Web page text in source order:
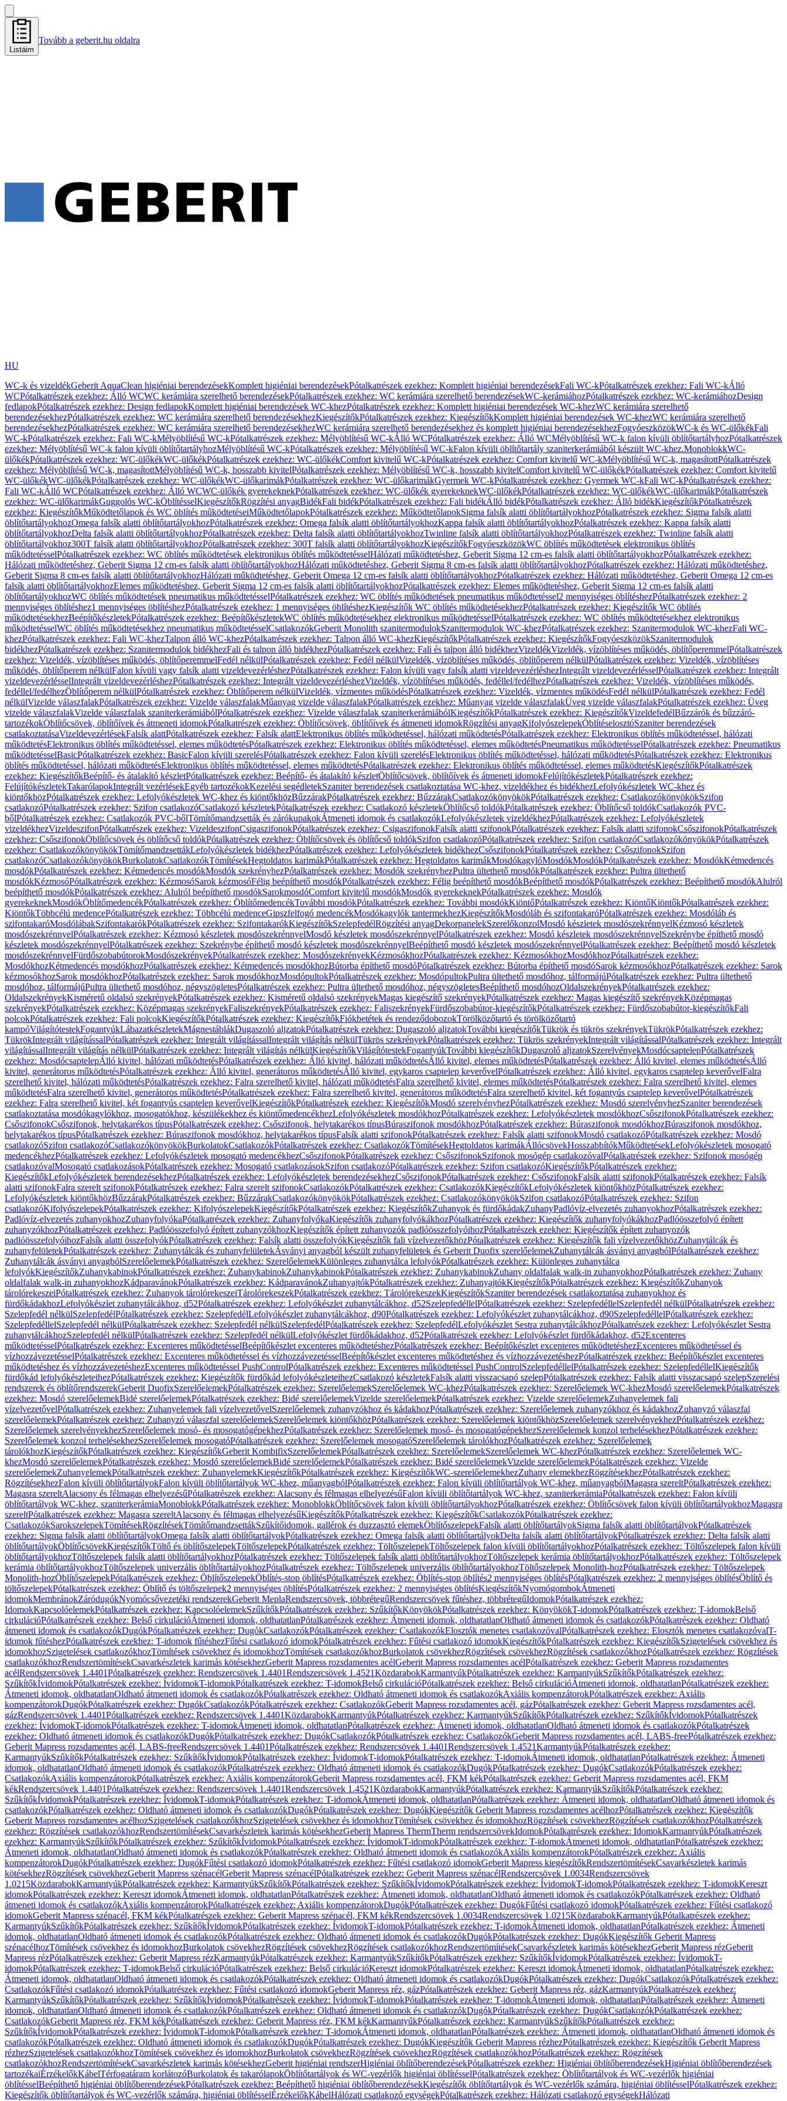
Listáim
Tovább a geberit.hu oldalra
HU
WC-k és vizeldékGeberit AquaClean higiéniai berendezésekKomplett higiéniai berendezésekPótalkatrészek ezekhez: Komplett higiéniai berendezésekFali WC-kPótalkatrészek ezekhez: Fali WC-kÁlló
WCPótalkatrészek ezekhez: Álló WCWC kerámiára szerelhető berendezésekPótalkatrészek ezekhez: WC kerámiára szerelhető berendezésekWC-kerámiáhozPótalkatrészek ezekhez: WC-kerámiáhozDesign
fedlapokPótalkatrészek ezekhez: Design fedlapokKomplett higiéniai berendezések WC-khezPótalkatrészek ezekhez: Komplett higiéniai berendezések WC-khezWC kerámiára szerelhető
berendezésekhezPótalkatrészek ezekhez: WC kerámiára szerelhető berendezésekhezKiegészítőkPótalkatrészek ezekhez: KiegészítőkKomplett higiéniai berendezések WC-khezWC kerámiára szerelhető
berendezésekhezPótalkatrészek ezekhez: WC kerámiára szerelhető berendezésekhezWC kerámiára szerelhető berendezésekhez és komplett higiéniai berendezésekhezFogyóeszközökWC-k és WC-ülőkékFali
WC-kPótalkatrészek ezekhez: Fali WC-kMélyöblítésű WC-kPótalkatrészek ezekhez: Mélyöblítésű WC-kÁlló WCPótalkatrészek ezekhez: Álló WCMélyöblítésű WC-k falon kívüli öblítőtartályhozPótalkatrészek
ezekhez: Mélyöblítésű WC-k falon kívüli öblítőtartályhozMélyöblítésű WC-kPótalkatrészek ezekhez: Mélyöblítésű WC-kFalon kívüli öblítőtartály szaniterkerámiából készült WC-khez.MonoblokkWC-
ülőkékPótalkatrészek ezekhez: WC-ülőkékWC-ülőkékPótalkatrészek ezekhez: WC-ülőkékComfort kivitelű WC-kPótalkatrészek ezekhez: Comfort kivitelű WC-kMélyöblítésű WC-k, magasítottPótalkatrészek
ezekhez: Mélyöblítésű WC-k, magasítottMélyöblítésű WC-k, hosszabb kivitelPótalkatrészek ezekhez: Mélyöblítésű WC-k, hosszabb kivitelComfort kivitelű WC-ülőkékPótalkatrészek ezekhez: Comfort kivitelű
WC-ülőkékWC-ülőkékPótalkatrészek ezekhez: WC-ülőkékWC-ülőkarimákPótalkatrészek ezekhez: WC-ülőkarimákGyermek WC-kPótalkatrészek ezekhez: Gyermek WC-kFali WC-kPótalkatrészek ezekhez:
Fali WC-kÁlló WCPótalkatrészek ezekhez: Álló WCWC-ülőkék gyerekeknekPótalkatrészek ezekhez: WC-ülőkék gyerekeknekWC-ülőkékPótalkatrészek ezekhez: WC-ülőkékWC-ülőkarimákPótalkatrészek
ezekhez: WC-ülőkarimákGuggolós WC-kÖblítésselKiegészítőkRögzítési anyagBidékFali bidékPótalkatrészek ezekhez: Fali bidékÁlló bidékPótalkatrészek ezekhez: Álló bidékKiegészítőkPótalkatrészek
ezekhez: KiegészítőkMűködtetőlapok és WC öblítés működtetéseiMűködtetőlapokPótalkatrészek ezekhez: MűködtetőlapokSigma falsík alatti öblítőtartályokhozPótalkatrészek ezekhez: Sigma falsík alatti
öblítőtartályokhozOmega falsík alatti öblítőtartályokhozPótalkatrészek ezekhez: Omega falsík alatti öblítőtartályokhozKappa falsík alatti öblítőtartályokhozPótalkatrészek ezekhez: Kappa falsík alatti
öblítőtartályokhozDelta falsík alatti öblítőtartályokhozPótalkatrészek ezekhez: Delta falsík alatti öblítőtartályokhozTwinline falsík alatti öblítőtartályokhozPótalkatrészek ezekhez: Twinline falsík alatti
öblítőtartályokhoz300T falsík alatti öblítőtartályokhozPótalkatrészek ezekhez: 300T falsík alatti öblítőtartályokhozKiegészítőkFogyóeszközökWC öblítés működtetések elektronikus öblítés
működtetésselPótalkatrészek ezekhez: WC öblítés működtetések elektronikus öblítés működtetésselHálózati működtetéshez, Geberit Sigma 12 cm-es falsík alatti öblítőtartályokhozPótalkatrészek ezekhez:
Hálózati működtetéshez, Geberit Sigma 12 cm-es falsík alatti öblítőtartályokhozHálózati működtetéshez, Geberit Sigma 8 cm-es falsík alatti öblítőtartályokhozPótalkatrészek ezekhez: Hálózati működtetéshez,
Geberit Sigma 8 cm-es falsík alatti öblítőtartályokhozHálózati működtetéshez, Geberit Omega 12 cm-es falsík alatti öblítőtartályokhozPótalkatrészek ezekhez: Hálózati működtetéshez, Geberit Omega 12 cm-es
falsík alatti öblítőtartályokhozElemes működtetéshez, Geberit Sigma 12 cm-es falsík alatti öblítőtartályokhozPótalkatrészek ezekhez: Elemes működtetéshez, Geberit Sigma 12 cm-es falsík alatti
öblítőtartályokhozWC öblítés működtetések pneumatikus működtetésselPótalkatrészek ezekhez: WC öblítés működtetések pneumatikus működtetéssel2 mennyiséges öblítéshezPótalkatrészek ezekhez: 2
mennyiséges öblítéshez1 mennyiséges öblítéshezPótalkatrészek ezekhez: 1 mennyiséges öblítéshezKiegészítők WC öblítés működtetésekhezPótalkatrészek ezekhez: Kiegészítők WC öblítés
működtetésekhezBeépítőkészletekPótalkatrészek ezekhez: BeépítőkészletekWC öblítés működtetésekhez elektronikus működtetésselPótalkatrészek ezekhez: WC öblítés működtetésekhez elektronikus
működtetésselWC öblítés működtetésekhez pneumatikus működtetésselCsatlakozókGeberit Monolith szanitermodulokSzanitermodulok WC-khezPótalkatrészek ezekhez: Szanitermodulok WC-khezFali WC-
khezPótalkatrészek ezekhez: Fali WC-khezTalpon álló WC-khezPótalkatrészek ezekhez: Talpon álló WC-khezKiegészítőkPótalkatrészek ezekhez: KiegészítőkFogyóeszközökSzanitermodulok
bidékhezPótalkatrészek ezekhez: Szanitermodulok bidékhezFali és talpon álló bidékhezPótalkatrészek ezekhez: Fali és talpon álló bidékhezVizeldékVizeldék, vízöblítéses működés, öblítőperemmelPótalkatrészek
ezekhez: Vizeldék, vízöblítéses működés, öblítőperemmelFedél nélkülPótalkatrészek ezekhez: Fedél nélkülVizeldék, vízöblítéses működés, öblítőperem nélkülPótalkatrészek ezekhez: Vizeldék, vízöblítéses
működés, öblítőperem nélkülFalon kívüli vagy falsík alatti vizeldevezérléshezPótalkatrészek ezekhez: Falon kívüli vagy falsík alatti vizeldevezérléshezIntegrált vizeldevezérlésselPótalkatrészek ezekhez: Integrált
vizeldevezérlésselIntegrált vizeldevezérléshezPótalkatrészek ezekhez: Integrált vizeldevezérléshezVizeldék, vízöblítéses működés, fedéllel/fedélhezPótalkatrészek ezekhez: Vizeldék, vízöblítéses működés,
fedéllel/fedélhezÖblítőperem nélkülPótalkatrészek ezekhez: Öblítőperem nélkülVizeldék, vízmentes működésPótalkatrészek ezekhez: Vizeldék, vízmentes működésFedél nélkülPótalkatrészek ezekhez: Fedél
nélkülVizelde válaszfalakPótalkatrészek ezekhez: Vizelde válaszfalakMűanyag vizelde válaszfalakPótalkatrészek ezekhez: Műanyag vizelde válaszfalakÜveg vizelde válaszfalakPótalkatrészek ezekhez: Üveg
vizelde válaszfalakVizelde válaszfalak szaniterkerámiábólPótalkatrészek ezekhez: Vizelde válaszfalak szaniterkerámiábólKiegészítőkPótalkatrészek ezekhez: KiegészítőkVizeldefedélBűzzárók és bűzzáró-
tartozékokÖblítőcsövek, öblítőívek és átmeneti idomokPótalkatrészek ezekhez: Öblítőcsövek, öblítőívek és átmeneti idomokRögzítési anyagKifolyószelepekÖblítéselosztóSzaniter berendezések
csatlakoztatásaVizeldevezérlésekFalsík alattPótalkatrészek ezekhez: Falsík alattElektronikus öblítés működtetéssel, hálózati működtetésPótalkatrészek ezekhez: Elektronikus öblítés működtetéssel, hálózati
működtetésElektronikus öblítés működtetéssel, elemes működtetésPótalkatrészek ezekhez: Elektronikus öblítés működtetéssel, elemes működtetésPneumatikus működtetésselPótalkatrészek ezekhez: Pneumatikus
működtetésselBasicPótalkatrészek ezekhez: BasicFalon kívüli szerelésPótalkatrészek ezekhez: Falon kívüli szerelésElektronikus öblítés működtetéssel, hálózati működtetésPótalkatrészek ezekhez: Elektronikus
öblítés működtetéssel, hálózati működtetésElektronikus öblítés működtetéssel, elemes működtetésPótalkatrészek ezekhez: Elektronikus öblítés működtetéssel, elemes működtetésKiegészítőkPótalkatrészek
ezekhez: KiegészítőkBeépítő- és átalakító készletPótalkatrészek ezekhez: Beépítő- és átalakító készletÖblítőcsövek, öblítőívek és átmeneti idomokFelújítókészletekPótalkatrészek ezekhez:
FelújítókészletekTakarólapokIntegrált vezérlésekEgyéb tartozékokKezelési segédletekSzaniter berendezések csatlakoztatása WC-khez, vizeldékhez és bidékhezLefolyókészletek WC-khez és
kiöntőkhözPótalkatrészek ezekhez: Lefolyókészletek WC-khez és kiöntőkhözBűzzárakPótalkatrészek ezekhez: BűzzárakCsatlakozókönyökökPótalkatrészek ezekhez: CsatlakozókönyökökSzifon
csatlakozóPótalkatrészek ezekhez: Szifon csatlakozóCsatlakozó készletekPótalkatrészek ezekhez: Csatlakozó készletekÖblítőcső toldókPótalkatrészek ezekhez: Öblítőcső toldókCsatlakozók PVC-
bőlPótalkatrészek ezekhez: Csatlakozók PVC-bőlTömítőmandzsetták és zárókupakokÁtmeneti idomok és csatlakozókLefolyókészletek vizeldékhezPótalkatrészek ezekhez: Lefolyókészletek
vizeldékhezVizeldeszifonPótalkatrészek ezekhez: VizeldeszifonCsigaszifonokPótalkatrészek ezekhez: CsigaszifonokFalsík alatti szifonokPótalkatrészek ezekhez: Falsík alatti szifonokCsőszifonokPótalkatrészek
ezekhez: CsőszifonokÖblítőcsövek és öblítőcső toldókPótalkatrészek ezekhez: Öblítőcsövek és öblítőcső toldókSzifon csatlakozóPótalkatrészek ezekhez: Szifon csatlakozóCsatlakozókönyökökPótalkatrészek
ezekhez: CsatlakozókönyökökTömítőmandzsettákLefolyókészletek bidékhezPótalkatrészek ezekhez: Lefolyókészletek bidékhezCsőszifonokPótalkatrészek ezekhez: CsőszifonokSzifon
csatlakozóCsatlakozókönyökökBurkolatokCsatlakozókTömítésekHegtoldatos karimákPótalkatrészek ezekhez: Hegtoldatos karimákMosdókagylóMosdókMosdókPótalkatrészek ezekhez: MosdókKétmedencés
mosdókPótalkatrészek ezekhez: Kétmedencés mosdókMosdók szekrényhezPótalkatrészek ezekhez: Mosdók szekrényhezPultra ültethető mosdókPótalkatrészek ezekhez: Pultra ültethető
mosdókKézmosóPótalkatrészek ezekhez: KézmosóSarok kézmosóFélig beépíthető mosdókPótalkatrészek ezekhez: Félig beépíthető mosdókBeépíthető mosdókPótalkatrészek ezekhez: Beépíthető mosdókAlulról
beépíthető mosdókPótalkatrészek ezekhez: Alulról beépíthető mosdókSarokmosdóComfort kivitelű mosdókMosdók gyerekeknekPótalkatrészek ezekhez: Mosdók
gyerekeknekMosdókÖblítőmedencékPótalkatrészek ezekhez: ÖblítőmedencékTovábbi mosdókPótalkatrészek ezekhez: További mosdókKiöntőPótalkatrészek ezekhez: KiöntőKiöntőkPótalkatrészek ezekhez:
KiöntőkTöbbcélú medencePótalkatrészek ezekhez: Többcélú medenceGipszfelfogó medencékMosdókagylók tantermekhezKiegészítőkMosdóláb és szifontakaróPótalkatrészek ezekhez: Mosdóláb és
szifontakaróMosdólábakSzifontakarókPótalkatrészek ezekhez: SzifontakarókKiegészítőkSzelepfedélRögzítési anyagDekorpanelekSzerelőkonzolMosdó készletek mosdószekrénnyelKézmosó készletek
mosdószekrénnyelPótalkatrészek ezekhez: Kézmosó készletek mosdószekrénnyelMosdó készletek mosdószekrénnyelPótalkatrészek ezekhez: Mosdó készletek mosdószekrénnyelSzekrénybe építhető mosdó
készletek mosdószekrénnyelPótalkatrészek ezekhez: Szekrénybe építhető mosdó készletek mosdószekrénnyelBeépíthető mosdó készletek mosdószekrénnyelPótalkatrészek ezekhez: Beépíthető mosdó készletek
mosdószekrénnyelFürdőszobabútorokMosdószekrényekPótalkatrészek ezekhez: MosdószekrényekKézmosókhozPótalkatrészek ezekhez: KézmosókhozMosdókhozPótalkatrészek ezekhez:
MosdókhozKétmedencés mosdókhozPótalkatrészek ezekhez: Kétmedencés mosdókhozBútorba építhető mosdóPótalkatrészek ezekhez: Bútorba építhető mosdóSarok kézmosókhozPótalkatrészek ezekhez: Sarok
kézmosókhozSarok mosdókhozPótalkatrészek ezekhez: Sarok mosdókhozMosdópultokPótalkatrészek ezekhez: MosdópultokPultra ültethető mosdóhoz, tálformájúPótalkatrészek ezekhez: Pultra ültethető
mosdóhoz, tálformájúPultra ültethető mosdóhoz, négyszögletesPótalkatrészek ezekhez: Pultra ültethető mosdóhoz, négyszögletesBeépíthető mosdóhozOldalszekrényekPótalkatrészek ezekhez:
OldalszekrényekKisméretű oldalsó szekrényekPótalkatrészek ezekhez: Kisméretű oldalsó szekrényekMagas kiegészítő szekrényekPótalkatrészek ezekhez: Magas kiegészítő szekrényekKözépmagas
szekrényekPótalkatrészek ezekhez: Középmagas szekrényekFaliszekrényekPótalkatrészek ezekhez: FaliszekrényekFürdőszobabútor-kiegészítőkPótalkatrészek ezekhez: Fürdőszobabútor-kiegészítőkFali
polcokPótalkatrészek ezekhez: Fali polcokKiegészítőkPótalkatrészek ezekhez: KiegészítőkFiókbetétek és rendeződobozokTörölközőtartó és törölközőtartó
kampóVilágítótestekFogantyúkLábazatkészletekMágnestáblákDugaszoló aljzatokPótalkatrészek ezekhez: Dugaszoló aljzatokTovábbi kiegészítőkTükrök és tükrös szekrényekTükrökPótalkatrészek ezekhez:
TükrökIntegrált világítássalPótalkatrészek ezekhez: Integrált világítássalIntegrált világítás nélkülTükrös szekrényekPótalkatrészek ezekhez: Tükrös szekrényekIntegrált világítássalPótalkatrészek ezekhez: Integrált
világítássalIntegrált világítás nélkülPótalkatrészek ezekhez: Integrált világítás nélkülKiegészítőkVilágítótestekFogantyúkTovábbi kiegészítőkDugaszoló aljzatokSzerelvényekMosdócsaptelepPótalkatrészek
ezekhez: MosdócsaptelepÁlló kivitel, hálózati működtetésPótalkatrészek ezekhez: Álló kivitel, hálózati működtetésÁlló kivitel, elemes működtetésPótalkatrészek ezekhez: Álló kivitel, elemes működtetésÁlló
kivitel, generátoros működtetésPótalkatrészek ezekhez: Álló kivitel, generátoros működtetésÁlló kivitel, egykaros csaptelep keverővelPótalkatrészek ezekhez: Álló kivitel, egykaros csaptelep keverővelFalra
szerelhető kivitel, hálózati működtetésPótalkatrészek ezekhez: Falra szerelhető kivitel, hálózati működtetésFalra szerelhető kivitel, elemes működtetésPótalkatrészek ezekhez: Falra szerelhető kivitel, elemes
működtetésFalra szerelhető kivitel, generátoros működtetésPótalkatrészek ezekhez: Falra szerelhető kivitel, generátoros működtetésFalra szerelhető kivitel, két fogantyús csaptelep keverővelPótalkatrészek
ezekhez: Falra szerelhető kivitel, két fogantyús csaptelep keverővelKiegészítőkPótalkatrészek ezekhez: KiegészítőkMosdó szerelvényhezPótalkatrészek ezekhez: Mosdó szerelvényhezSzaniter berendezések
csatlakoztatása mosdókagylókhoz, mosogatókhoz, készülékekhez és kiöntőmedencékhezLefolyókészletek mosdókhozPótalkatrészek ezekhez: Lefolyókészletek mosdókhozCsőszifonokPótalkatrészek ezekhez:
CsőszifonokCsőszifonok, helytakarékos típusPótalkatrészek ezekhez: Csőszifonok, helytakarékos típusBúraszifonok mosdókhozPótalkatrészek ezekhez: Búraszifonok mosdókhozBúraszifonok mosdókhoz,
helytakarékos típusPótalkatrészek ezekhez: Búraszifonok mosdókhoz, helytakarékos típusFalsík alatti szifonokPótalkatrészek ezekhez: Falsík alatti szifonokMosdó csatlakozóPótalkatrészek ezekhez: Mosdó
csatlakozóSzifon csatlakozóCsatlakozókönyökökBurkolatokCsatlakozókPótalkatrészek ezekhez: CsatlakozókTömítésekHegtoldatos karimákÁllócsövekHosszabbítókMűködtetésekLefolyókészletek mosogató
medencékhezPótalkatrészek ezekhez: Lefolyókészletek mosogató medencékhezCsőszifonokPótalkatrészek ezekhez: CsőszifonokSzifonok mosógép csatlakozóvalPótalkatrészek ezekhez: Szifonok mosógép
csatlakozóvalMosogató csatlakozásokPótalkatrészek ezekhez: Mosogató csatlakozásokSzifon csatlakozóPótalkatrészek ezekhez: Szifon csatlakozóKiegészítőkPótalkatrészek ezekhez:
KiegészítőkLefolyókészletek berendezésekhezPótalkatrészek ezekhez: Lefolyókészletek berendezésekhezCsőszifonokPótalkatrészek ezekhez: CsőszifonokFalsík alatti szifonokPótalkatrészek ezekhez: Falsík
alatti szifonokFalra szerelt szifonokPótalkatrészek ezekhez: Falra szerelt szifonokCsatlakozókPótalkatrészek ezekhez: CsatlakozókKiegészítőkLefolyókészletek kiöntőkhözPótalkatrészek ezekhez:
Lefolyókészletek kiöntőkhözBűzzárakPótalkatrészek ezekhez: BűzzárakCsatlakozókönyökökPótalkatrészek ezekhez: CsatlakozókönyökökSzifon csatlakozóPótalkatrészek ezekhez: Szifon
csatlakozóKifolyószelepekPótalkatrészek ezekhez: KifolyószelepekKiegészítőkPótalkatrészek ezekhez: KiegészítőkZuhanyok és fürdőkádakZuhanyPadlóvíz-elvezetés zuhanyokhozPótalkatrészek ezekhez:
Padlóvíz-elvezetés zuhanyokhozZuhanyfolyókaPótalkatrészek ezekhez: ZuhanyfolyókaKiegészítők zuhanyfolyókákhozPótalkatrészek ezekhez: Kiegészítők zuhanyfolyókákhozPadlóösszefolyó épített
zuhanyzókhozPótalkatrészek ezekhez: Padlóösszefolyó épített zuhanyzókhozKiegészítők épített zuhanyozók padlóösszefolyóihozPótalkatrészek ezekhez: Kiegészítők épített zuhanyozók
padlóösszefolyóihozFalsík alatti összefolyókPótalkatrészek ezekhez: Falsík alatti összefolyókKiegészítők fali vízelvezetőkhözPótalkatrészek ezekhez: Kiegészítők fali vízelvezetőkhözZuhanytálcák és
zuhanyfelületekPótalkatrészek ezekhez: Zuhanytálcák és zuhanyfelületekÁsványi anyagból készült zuhanyfelületek és Geberit Duofix szerelőelemekZuhanytálcák ásványi anyagbólPótalkatrészek ezekhez:
Zuhanytálcák ásványi anyagbólSzerelőelemekPótalkatrészek ezekhez: SzerelőelemekKülönleges zuhanytálca lefolyókPótalkatrészek ezekhez: Különleges zuhanytálca
lefolyókKiegészítőkZuhanykabinokPótalkatrészek ezekhez: ZuhanykabinokZuhanykabinokPótalkatrészek ezekhez: ZuhanykabinokZuhany oldalfalak walk-in zuhanyokhozPótalkatrészek ezekhez: Zuhany
oldalfalak walk-in zuhanyokhozKádparavánokPótalkatrészek ezekhez: KádparavánokZuhanyajtókPótalkatrészek ezekhez: ZuhanyajtókKiegészítőkPótalkatrészek ezekhez: KiegészítőkZuhanyok
tárolórekeszeiPótalkatrészek ezekhez: Zuhanyok tárolórekeszeiTárolórekeszekPótalkatrészek ezekhez: TárolórekeszekKiegészítőkSzaniter berendezések csatlakoztatása zuhanyokhoz és
fürdőkádakhozLefolyókészlet zuhanytálcákhoz, d52Pótalkatrészek ezekhez: Lefolyókészlet zuhanytálcákhoz, d52SzelepfedéllelPótalkatrészek ezekhez: SzelepfedéllelSzelepfedél nélkülPótalkatrészek ezekhez:
Szelepfedél nélkülSzelepfedélPótalkatrészek ezekhez: SzelepfedélLefolyókészlet zuhanytálcákhoz, d90Pótalkatrészek ezekhez: Lefolyókészlet zuhanytálcákhoz, d90SzelepfedéllelPótalkatrészek ezekhez:
SzelepfedéllelSzelepfedél nélkülPótalkatrészek ezekhez: Szelepfedél nélkülSzelepfedélPótalkatrészek ezekhez: SzelepfedélLefolyókészlet Sestra zuhanytálcákhozPótalkatrészek ezekhez: Lefolyókészlet Sestra
zuhanytálcákhozSzelepfedél nélkülPótalkatrészek ezekhez: Szelepfedél nélkülLefolyókészlet fürdőkádakhoz, d52Pótalkatrészek ezekhez: Lefolyókészlet fürdőkádakhoz, d52Excenteres
működtetésselPótalkatrészek ezekhez: Excenteres működtetésselBeépítőkészlet excenteres működtetéshezPótalkatrészek ezekhez: Beépítőkészlet excenteres működtetéshezExcenteres működtetéssel és
vízhozzávezetésselPótalkatrészek ezekhez: Excenteres működtetéssel és vízhozzávezetésselBeépítőkészlet excenteres működtetéshez és vízhozzávezetéshezPótalkatrészek ezekhez: Beépítőkészlet excenteres
működtetéshez és vízhozzávezetéshezExcenteres működtetéssel PushControlPótalkatrészek ezekhez: Excenteres működtetéssel PushControlSzelepfedéllelPótalkatrészek ezekhez: SzelepfedéllelKiegészítők
fürdőkád lefolyókészleteihezPótalkatrészek ezekhez: Kiegészítők fürdőkád lefolyókészleteihezCsatlakozó készletekFalsík alatti visszacsapó szelepPótalkatrészek ezekhez: Falsík alatti visszacsapó szelepSzerelési
rendszerek és öblítőrendszerekGeberit DuofixSzerelőelemekPótalkatrészek ezekhez: SzerelőelemekSzerelőelemek WC-khezPótalkatrészek ezekhez: Szerelőelemek WC-khezMosdó szerelőelemekPótalkatrészek
ezekhez: Mosdó szerelőelemekBidé szerelőelemekPótalkatrészek ezekhez: Bidé szerelőelemekVizelde szerelőelemekPótalkatrészek ezekhez: Vizelde szerelőelemekZuhanyelemek fali
vízelvezetővelPótalkatrészek ezekhez: Zuhanyelemek fali vízelvezetővelSzerelőelemek zuhanyzókhoz és kádakhozPótalkatrészek ezekhez: Szerelőelemek zuhanyzókhoz és kádakhozZuhanyzó válaszfal
szerelőelemekPótalkatrészek ezekhez: Zuhanyzó válaszfal szerelőelemekSzerelőelemek kiöntőkhözPótalkatrészek ezekhez: Szerelőelemek kiöntőkhözSzerelőelemek szerelvényekhezPótalkatrészek ezekhez:
Szerelőelemek szerelvényekhezSzerelőelemek mosó- és mosogatógépekhezPótalkatrészek ezekhez: Szerelőelemek mosó- és mosogatógépekhezSzerelőelemek konzol terhelésekhezPótalkatrészek ezekhez:
Szerelőelemek konzol terhelésekhezSzerelőelemek mosogatóPótalkatrészek ezekhez: Szerelőelemek mosogatóSzerelőelemek tárolókhozPótalkatrészek ezekhez: Szerelőelemek
tárolókhozKiegészítőkPótalkatrészek ezekhez: KiegészítőkGeberit KombifixSzerelőelemekPótalkatrészek ezekhez: SzerelőelemekSzerelőelemek WC-khezPótalkatrészek ezekhez: Szerelőelemek WC-
khezMosdó szerelőelemekPótalkatrészek ezekhez: Mosdó szerelőelemekBidé szerelőelemekPótalkatrészek ezekhez: Bidé szerelőelemekVizelde szerelőelemekPótalkatrészek ezekhez: Vizelde
szerelőelemekZuhanyelemekPótalkatrészek ezekhez: ZuhanyelemekKiegészítőkPótalkatrészek ezekhez: KiegészítőkWC-szerelőelemekhezZuhany elemekhezRögzítésekhezPótalkatrészek ezekhez:
RögzítésekhezFalon kívüli öblítőtartályokFalon kívüli öblítőtartályok WC-khez, műanyagbólPótalkatrészek ezekhez: Falon kívüli öblítőtartályok WC-khez, műanyagbólMagasra szereltPótalkatrészek ezekhez:
Magasra szereltAlacsony és félmagas elhelyezésűPótalkatrészek ezekhez: Alacsony és félmagas elhelyezésűFalon kívüli öblítőtartályok WC-khez, szaniterkerámiaPótalkatrészek ezekhez: Falon kívüli
öblítőtartályok WC-khez, szaniterkerámiaMonoblokkPótalkatrészek ezekhez: MonoblokkÖblítőcsövek falon kívüli öblítőtartályokhozPótalkatrészek ezekhez: Öblítőcsövek falon kívüli öblítőtartályokhozMagasra
szereltPótalkatrészek ezekhez: Magasra szereltAlacsony és félmagas elhelyezésűKiegészítőkPótalkatrészek ezekhez: KiegészítőkCsatlakozókPótalkatrészek ezekhez:
CsatlakozókSarokszelepekTömítésekRögzítésekTömítőmandzsettákSzűkítőidomok, gallérok és duzzasztó elemekÖblítőszelepekFalsík alatti öblítőtartályokSigma falsík alatti öblítőtartályokPótalkatrészek
ezekhez: Sigma falsík alatti öblítőtartályokOmega falsík alatti öblítőtartályokPótalkatrészek ezekhez: Omega falsík alatti öblítőtartályokDelta falsík alatti öblítőtartályokPótalkatrészek ezekhez: Delta falsík alatti
öblítőtartályokÖblítőcsövekKiegészítőkTöltő és öblítőszelepekTöltőszelepekPótalkatrészek ezekhez: TöltőszelepekTöltőszelepek falon kívüli öblítőtartályokhozPótalkatrészek ezekhez: Töltőszelepek falon kívüli
öblítőtartályokhozTöltőszelepek falsík alatti öblítőtartályokhozPótalkatrészek ezekhez: Töltőszelepek falsík alatti öblítőtartályokhozTöltőszelepek kerámia öblítőtartályokhozPótalkatrészek ezekhez: Töltőszelepek
kerámia öblítőtartályokhozTöltőszelepek univerzális öblítőtartályokhozPótalkatrészek ezekhez: Töltőszelepek univerzális öblítőtartályokhozTöltőszelepek Monolith-hozPótalkatrészek ezekhez: Töltőszelepek
Monolith-hozÖblítőszelepekPótalkatrészek ezekhez: ÖblítőszelepekÖblítés-stop öblítésPótalkatrészek ezekhez: Öblítés-stop öblítés2 mennyiséges öblítésPótalkatrészek ezekhez: 2 mennyiséges öblítésÖblítő és
töltőszelepekPótalkatrészek ezekhez: Öblítő és töltőszelepek2 mennyiséges öblítésPótalkatrészek ezekhez: 2 mennyiséges öblítésKiegészítőkNyomógombokÁtmeneti
idomokMembránokZáródugókNyomócsővezetéki rendszerekGeberit MeplaRendszercsövek, többrétegűRendszercsövek fűtéshez, többrétegűIdomokPótalkatrészek ezekhez:
IdomokKapcsolóelemekPótalkatrészek ezekhez: KapcsolóelemekSzűkítőkPótalkatrészek ezekhez: SzűkítőkKönyökökPótalkatrészek ezekhez: KönyökökT-idomokPótalkatrészek ezekhez: T-idomokBelső
cirkulációPótalkatrészek ezekhez: Belső cirkulációÁtmeneti idomok, oldhatatlanPótalkatrészek ezekhez: Átmeneti idomok, oldhatatlanOldható átmeneti idomok és csatlakozókPótalkatrészek ezekhez: Oldható
átmeneti idomok és csatlakozókDugókPótalkatrészek ezekhez: DugókCsatlakozókPótalkatrészek ezekhez: CsatlakozókElosztók menetes csatlakozóvalPótalkatrészek ezekhez: Elosztók menetes csatlakozóvalT-
idomok fűtéshezPótalkatrészek ezekhez: T-idomok fűtéshezFűtési csatlakozó idomokPótalkatrészek ezekhez: Fűtési csatlakozó idomokKiegészítőkPótalkatrészek ezekhez: KiegészítőkSzigetelések csövekhez és
idomokhozSzigetelések csatlakozókhozTömítések csövekhez és idomokhozTömítések csatlakozókhozBurkolatok csövekhezRögzítések csövekhezRögzítések csatlakozókhozPótalkatrészek ezekhez: Rögzítések
csatlakozókhozRendszertömítésekCsavarkészletek karimás kötésekhezGeberit Mapress rozsdamentes acélGeberit Mapress rozsdamentes acélPótalkatrészek ezekhez: Geberit Mapress rozsdamentes
acélRendszercsövek 1.4401Pótalkatrészek ezekhez: Rendszercsövek 1.4401Rendszercsövek 1.4521KözdarabokKarmantyúkPótalkatrészek ezekhez: KarmantyúkSzűkítőkPótalkatrészek ezekhez:
SzűkítőkÍvidomokPótalkatrészek ezekhez: ÍvidomokT-idomokPótalkatrészek ezekhez: T-idomokBelső cirkulációPótalkatrészek ezekhez: Belső cirkulációÁtmeneti idomok, oldhatatlanPótalkatrészek ezekhez:
Átmeneti idomok, oldhatatlanOldható átmeneti idomok és csatlakozókPótalkatrészek ezekhez: Oldható átmeneti idomok és csatlakozókAxiális kompenzátorokPótalkatrészek ezekhez: Axiális
kompenzátorokDugókPótalkatrészek ezekhez: DugókCsatlakozókPótalkatrészek ezekhez: CsatlakozókGeberit Mapress rozsdamentes acél, gázPótalkatrészek ezekhez: Geberit Mapress rozsdamentes acél,
gázRendszercsövek 1.4401Pótalkatrészek ezekhez: Rendszercsövek 1.4401KözdarabokKarmantyúkPótalkatrészek ezekhez: KarmantyúkSzűkítőkPótalkatrészek ezekhez: SzűkítőkÍvidomokPótalkatrészek
ezekhez: ÍvidomokT-idomokPótalkatrészek ezekhez: T-idomokÁtmeneti idomok, oldhatatlanPótalkatrészek ezekhez: Átmeneti idomok, oldhatatlanOldható átmeneti idomok és csatlakozókPótalkatrészek
ezekhez: Oldható átmeneti idomok és csatlakozókDugókPótalkatrészek ezekhez: DugókCsatlakozókPótalkatrészek ezekhez: CsatlakozókGeberit Mapress rozsdamentes acél, LABS-freePótalkatrészek ezekhez:
Geberit Mapress rozsdamentes acél, LABS-freeRendszercsövek 1.4401Pótalkatrészek ezekhez: Rendszercsövek 1.4401Rendszercsövek 1.4521KarmantyúkPótalkatrészek ezekhez:
KarmantyúkSzűkítőkPótalkatrészek ezekhez: SzűkítőkÍvidomokPótalkatrészek ezekhez: ÍvidomokT-idomokPótalkatrészek ezekhez: T-idomokÁtmeneti idomok, oldhatatlanPótalkatrészek ezekhez: Átmeneti
idomok, oldhatatlanOldható átmeneti idomok és csatlakozókPótalkatrészek ezekhez: Oldható átmeneti idomok és csatlakozókDugókPótalkatrészek ezekhez: DugókCsatlakozókPótalkatrészek ezekhez:
CsatlakozókAxiális kompenzátorokPótalkatrészek ezekhez: Axiális kompenzátorokGeberit Mapress rozsdamentes acél, FKM kékPótalkatrészek ezekhez: Geberit Mapress rozsdamentes acél, FKM
kékRendszercsövek 1.4401Pótalkatrészek ezekhez: Rendszercsövek 1.4401Rendszercsövek 1.4521KözdarabokKarmantyúkPótalkatrészek ezekhez: KarmantyúkSzűkítőkPótalkatrészek ezekhez:
SzűkítőkÍvidomokPótalkatrészek ezekhez: ÍvidomokT-idomokPótalkatrészek ezekhez: T-idomokÁtmeneti idomok, oldhatatlanPótalkatrészek ezekhez: Átmeneti idomok, oldhatatlanOldható átmeneti idomok és
csatlakozókPótalkatrészek ezekhez: Oldható átmeneti idomok és csatlakozókDugókPótalkatrészek ezekhez: DugókKiegészítők Geberit Mapress rozsdamentes acélhozPótalkatrészek ezekhez: Kiegészítők
Geberit Mapress rozsdamentes acélhozSzigetelések csatlakozókhozSzigetelések csövekhez és idomokhozTömítések csövekhez és idomokhozRögzítések csövekhezRögzítések csatlakozókhozPótalkatrészek
ezekhez: Rögzítések csatlakozókhozRendszertömítésekCsavarkészletek karimás kötésekhezGeberit Mapress ThermTherm rendszercsövekIdomokPótalkatrészek ezekhez: IdomokKarmantyúkPótalkatrészek
ezekhez: KarmantyúkSzűkítőkPótalkatrészek ezekhez: SzűkítőkÍvidomokPótalkatrészek ezekhez: ÍvidomokT-idomokPótalkatrészek ezekhez: T-idomokÁtmeneti idomok, oldhatatlanPótalkatrészek ezekhez:
Átmeneti idomok, oldhatatlanOldható átmeneti idomok és csatlakozókPótalkatrészek ezekhez: Oldható átmeneti idomok és csatlakozókAxiális kompenzátorokPótalkatrészek ezekhez: Axiális
kompenzátorokDugókPótalkatrészek ezekhez: DugókFűtési csatlakozó idomokPótalkatrészek ezekhez: Fűtési csatlakozó idomokGeberit Mapress kiegészítőkRendszertömítésekCsavarkészletek karimás
kötésekhezRögzítések csövekhezGeberit Mapress szénacélGeberit Mapress szénacélPótalkatrészek ezekhez: Geberit Mapress szénacélRendszercsövek 1.0034Rendszercsövek
1.0215KözdarabokKarmantyúkPótalkatrészek ezekhez: KarmantyúkSzűkítőkPótalkatrészek ezekhez: SzűkítőkÍvidomokPótalkatrészek ezekhez: ÍvidomokT-idomokPótalkatrészek ezekhez: T-idomokKereszt
idomokPótalkatrészek ezekhez: Kereszt idomokÁtmeneti idomok, oldhatatlanPótalkatrészek ezekhez: Átmeneti idomok, oldhatatlanOldható átmeneti idomok és csatlakozókPótalkatrészek ezekhez: Oldható
átmeneti idomok és csatlakozókAxiális kompenzátorokPótalkatrészek ezekhez: Axiális kompenzátorokDugókPótalkatrészek ezekhez: DugókFűtési csatlakozó idomokPótalkatrészek ezekhez: Fűtési csatlakozó
idomokGeberit Mapress szénacél, FKM kékPótalkatrészek ezekhez: Geberit Mapress szénacél, FKM kékRendszercsövek 1.0034Rendszercsövek 1.0215KözdarabokKarmantyúkPótalkatrészek ezekhez:
KarmantyúkSzűkítőkPótalkatrészek ezekhez: SzűkítőkÍvidomokPótalkatrészek ezekhez: ÍvidomokT-idomokPótalkatrészek ezekhez: T-idomokÁtmeneti idomok, oldhatatlanPótalkatrészek ezekhez: Átmeneti
idomok, oldhatatlanOldható átmeneti idomok és csatlakozókPótalkatrészek ezekhez: Oldható átmeneti idomok és csatlakozókDugókPótalkatrészek ezekhez: DugókKiegészítők Geberit Mapress
szénacélhozTömítések csövekhez és idomokhozBurkolatok csövekhezRögzítések csövekhezRögzítések csatlakozókhozRendszertömítésekCsavarkészletek karimás kötésekhezGeberit Mapress rézGeberit
Mapress rézPótalkatrészek ezekhez: Geberit Mapress rézKarmantyúkPótalkatrészek ezekhez: KarmantyúkSzűkítőkPótalkatrészek ezekhez: SzűkítőkÍvidomokPótalkatrészek ezekhez: ÍvidomokT-
idomokPótalkatrészek ezekhez: T-idomokBelső cirkulációPótalkatrészek ezekhez: Belső cirkulációKereszt idomokPótalkatrészek ezekhez: Kereszt idomokÁtmeneti idomok, oldhatatlanPótalkatrészek ezekhez:
Átmeneti idomok, oldhatatlanOldható átmeneti idomok és csatlakozókPótalkatrészek ezekhez: Oldható átmeneti idomok és csatlakozókDugókPótalkatrészek ezekhez: DugókCsatlakozókPótalkatrészek ezekhez:
CsatlakozókFűtési csatlakozó idomokPótalkatrészek ezekhez: Fűtési csatlakozó idomokGeberit Mapress réz, gázPótalkatrészek ezekhez: Geberit Mapress réz, gázKarmantyúkPótalkatrészek ezekhez:
KarmantyúkSzűkítőkPótalkatrészek ezekhez: SzűkítőkÍvidomokPótalkatrészek ezekhez: ÍvidomokT-idomokPótalkatrészek ezekhez: T-idomokÁtmeneti idomok, oldhatatlanPótalkatrészek ezekhez: Átmeneti
idomok, oldhatatlanOldható átmeneti idomok és csatlakozókPótalkatrészek ezekhez: Oldható átmeneti idomok és csatlakozókDugókPótalkatrészek ezekhez: DugókCsatlakozókPótalkatrészek ezekhez:
CsatlakozókGeberit Mapress réz, FKM kékPótalkatrészek ezekhez: Geberit Mapress réz, FKM kékKarmantyúkPótalkatrészek ezekhez: KarmantyúkSzűkítőkPótalkatrészek ezekhez:
SzűkítőkÍvidomokPótalkatrészek ezekhez: ÍvidomokT-idomokPótalkatrészek ezekhez: T-idomokÁtmeneti idomok, oldhatatlanPótalkatrészek ezekhez: Átmeneti idomok, oldhatatlanOldható átmeneti idomok és
csatlakozókPótalkatrészek ezekhez: Oldható átmeneti idomok és csatlakozókDugókPótalkatrészek ezekhez: DugókKiegészítők Geberit Mapress rézhezPótalkatrészek ezekhez: Kiegészítők Geberit Mapress
rézhezSzigetelések csatlakozókhozTömítések csövekhez és idomokhozBurkolatok csövekhezRögzítések csövekhezRögzítések csatlakozókhozPótalkatrészek ezekhez: Rögzítések
csatlakozókhozRendszertömítésekCsavarkészletek karimás kötésekhezGeberit higiéniai rendszerHigiéniai öblítőberendezésekPótalkatrészek ezekhez: Higiéniai öblítőberendezésekHigiéniai öblítőberendezések
tartozékaiÉrzékelőkKábelTérfogatáram korlátozóBurkolatok és takarólapokÖblítőtartályok és WC-vezérlők higiéniai öblítésselPótalkatrészek ezekhez: Öblítőtartályok és WC-vezérlők higiéniai
öblítésselBeépíthető higiéniai öblítőberendezésekPótalkatrészek ezekhez: Beépíthető higiéniai öblítőberendezésekKiegészítők öblítőtartályok és WC-vezérlők számára, higiéniai öblítésselPótalkatrészek ezekhez:
Kiegészítők öblítőtartályok és WC-vezérlők számára, higiéniai öblítésselÉrzékelőkKábelHálózati csatlakozó egységekPótalkatrészek ezekhez: Hálózati csatlakozó egységekHálózati